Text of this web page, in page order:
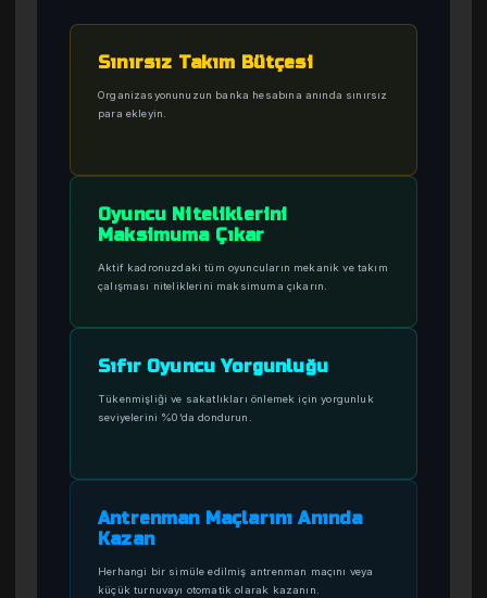
Sınırsız Takım Bütçesi
Organizasyonunuzun banka hesabına anında sınırsız
para ekleyin.
Oyuncu Niteliklerini
Maksimuma Çıkar
Aktif kadronuzdaki tüm oyuncuların mekanik ve takım
çalışması niteliklerini maksimuma çıkarın.
Sıfır Oyuncu Yorgunluğu
Tükenmişliği ve sakatlıkları önlemek için yorgunluk
seviyelerini %0’da dondurun.
Antrenman Maçlarını Anında
Kazan
Herhangi bir simüle edilmiş antrenman maçını veya
küçük turnuvayı otomatik olarak kazanın.